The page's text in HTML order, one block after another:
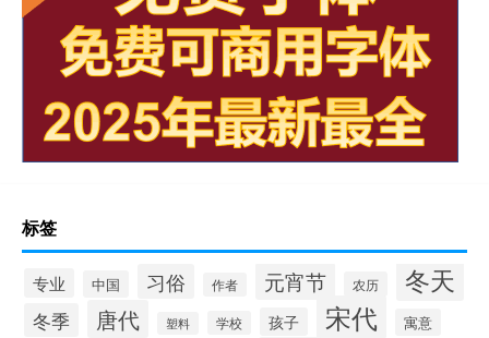
标签
专业 中国 习俗 作者 元宵节 农历 冬天
冬季 唐代 塑料 学校 孩子 宋代 寓意